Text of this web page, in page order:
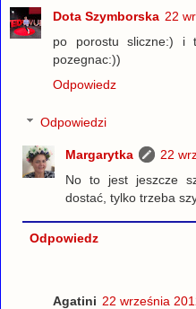
Dota Szymborska 22
po porostu sliczne:) i
pozegnac:))
Odpowiedz
Odpowiedzi
Margarytka
22
No to jest jeszcze
dostać, tylko trzeba
Odpowiedz
Agatini 22 września